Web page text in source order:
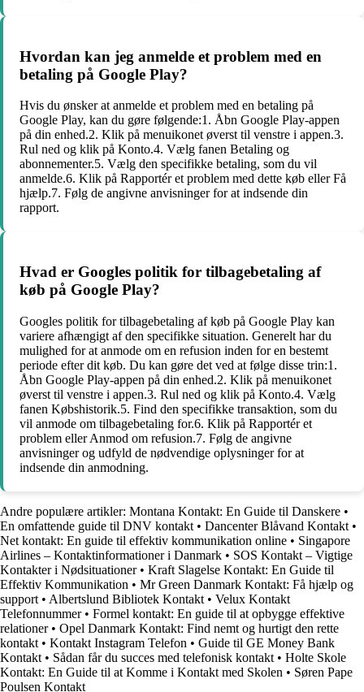
Hvordan kan jeg anmelde et problem med en
betaling på Google Play?
Hvis du ønsker at anmelde et problem med en betaling på
Google Play, kan du gøre følgende:1. Åbn Google Play-appen
på din enhed.2. Klik på menuikonet øverst til venstre i appen.3.
Rul ned og klik på Konto.4. Vælg fanen Betaling og
abonnementer.5. Vælg den specifikke betaling, som du vil
anmelde.6. Klik på Rapportér et problem med dette køb eller Få
hjælp.7. Følg de angivne anvisninger for at indsende din
rapport.
Hvad er Googles politik for tilbagebetaling af
køb på Google Play?
Googles politik for tilbagebetaling af køb på Google Play kan
variere afhængigt af den specifikke situation. Generelt har du
mulighed for at anmode om en refusion inden for en bestemt
periode efter dit køb. Du kan gøre det ved at følge disse trin:1.
Åbn Google Play-appen på din enhed.2. Klik på menuikonet
øverst til venstre i appen.3. Rul ned og klik på Konto.4. Vælg
fanen Købshistorik.5. Find den specifikke transaktion, som du
vil anmode om tilbagebetaling for.6. Klik på Rapportér et
problem eller Anmod om refusion.7. Følg de angivne
anvisninger og udfyld de nødvendige oplysninger for at
indsende din anmodning.
Andre populære artikler: Montana Kontakt: En Guide til Danskere •
En omfattende guide til DNV kontakt • Dancenter Blåvand Kontakt •
Net kontakt: En guide til effektiv kommunikation online • Singapore
Airlines – Kontaktinformationer i Danmark • SOS Kontakt – Vigtige
Kontakter i Nødsituationer• Kraft Slagelse Kontakt: En Guide til
Effektiv Kommunikation • Mr Green Danmark Kontakt: Få hjælp og
support • Albertslund Bibliotek Kontakt • Velux Kontakt
Telefonnummer• Formel kontakt: En guide til at opbygge effektive
relationer• Opel Danmark Kontakt: Find nemt og hurtigt den rette
kontakt • Kontakt Instagram Telefon • Guide til GE Money Bank
Kontakt • Sådan får du succes med telefonisk kontakt • Holte Skole
Kontakt: En Guide til at Komme i Kontakt med Skolen • Søren Pape
Poulsen Kontakt